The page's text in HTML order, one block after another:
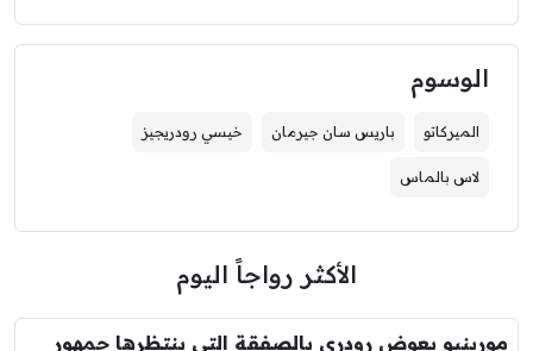
الوسوم
الميركاتو باريس سان جيرمان خيسي رودريجيز
لاس بالماس
الأكثر رواجاً اليوم
مورينيو يعوض رودري بالصفقة التي ينتظرها جمهور